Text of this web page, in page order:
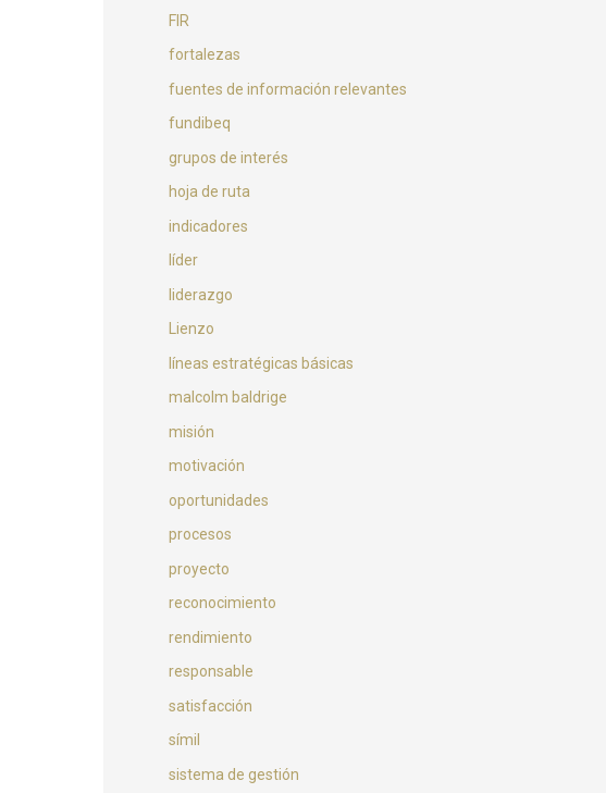
FIR
fortalezas
fuentes de información relevantes
fundibeq
grupos de interés
hoja de ruta
indicadores
líder
liderazgo
Lienzo
líneas estratégicas básicas
malcolm baldrige
misión
motivación
oportunidades
procesos
proyecto
reconocimiento
rendimiento
responsable
satisfacción
símil
sistema de gestión